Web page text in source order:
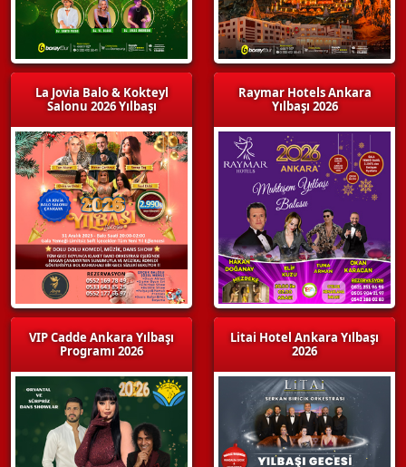
La Jovia Balo & Kokteyl
Salonu 2026 Yılbaşı
VIP Cadde Ankara Yılbaşı
Programı 2026
Raymar Hotels Ankara
Yılbaşı 2026
Litai Hotel Ankara Yılbaşı
2026